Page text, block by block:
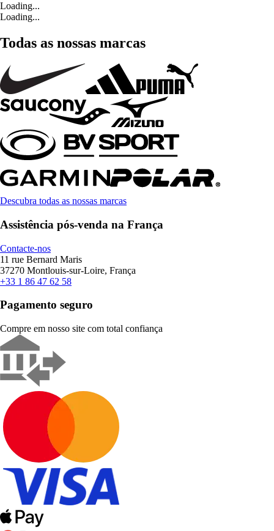
Loading...
Loading...
Todas as nossas marcas
Descubra todas as nossas marcas
Assistência pós-venda na França
Contacte-nos
11 rue Bernard Maris
37270 Montlouis-sur-Loire, França
+33 1 86 47 62 58
Pagamento seguro
Compre em nosso site com total confiança